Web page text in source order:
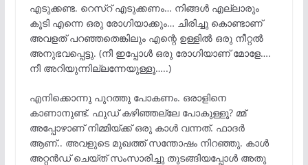
എടുക്കണ്ട. റെസ്റ് എടുക്കണം… നിങ്ങൾ എല്ലാരും
കൂടി എന്നെ ഒരു രോഗിയാക്കും… ചിരിച്ചു കൊണ്ടാണ്
അവളത് പറഞ്ഞതെങ്കിലും എന്റെ ഉള്ളിൽ ഒരു നീറ്റൽ
അനുഭവപ്പെട്ടു. (നീ ഇപ്പോൾ ഒരു രോഗിയാണ് മോളേ….
നീ അറിയുന്നില്ലന്നേയുള്ളൂ…..)
എനിക്കൊന്നു പുറത്തു പോകണം. ഒരാളിനെ
കാണാനുണ്ട്. ഫുഡ്‌ കഴിഞ്ഞല്ലേ പോകുള്ളൂ? മ്മ്
അപ്പോഴാണ് നിമ്മിയ്ക്ക് ഒരു കാൾ വന്നത്. ഫാദർ
ആണ്.. അവളുടെ മുഖത്ത് സന്തോഷം നിറഞ്ഞു. കാൾ
അറ്റൻഡ് ചെയ്ത് സംസാരിച്ചു തുടങ്ങിയപ്പോൾ അതു